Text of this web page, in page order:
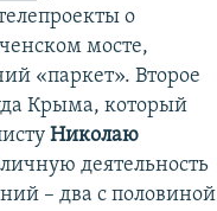
о
мосте,
«паркет». Второе
Крыма, который
Николаю
деятельность
– два с половиной